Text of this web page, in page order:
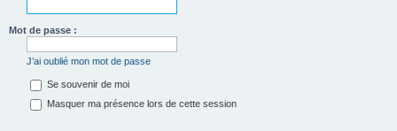
Mot de passe :
J’ai oublié mon mot de passe
Se souvenir de moi
Masquer ma présence lors de cette session